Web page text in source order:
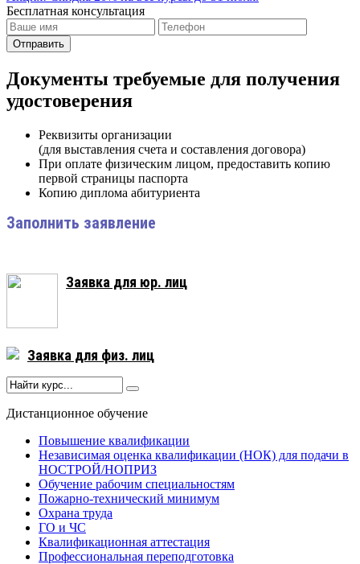
Бесплатная консультация
Отправить
Документы требуемые для получения
удостоверения
Реквизиты организации
(для выставления счета и составления договора)
При оплате физическим лицом, предоставить копию
первой страницы паспорта
Копию диплома абитуриента
Заполнить заявление
Заявка для юр. лиц
Заявка для физ. лиц
Дистанционное обучение
Повышение квалификации
Независимая оценка квалификации (НОК) для подачи в
НОСТРОЙ/НОПРИЗ
Обучение рабочим специальностям
Пожарно-технический минимум
Охрана труда
ГO и ЧС
Квалификационная аттестация
Профессиональная переподготовка